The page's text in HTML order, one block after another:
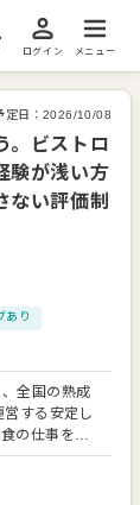
ログイン メニュー
定日： 2026/10/08
。ビストロ
験が浅い方
ない評価制
あり
全国の熟成
する安定し
の仕事を通
ら、一人ひ